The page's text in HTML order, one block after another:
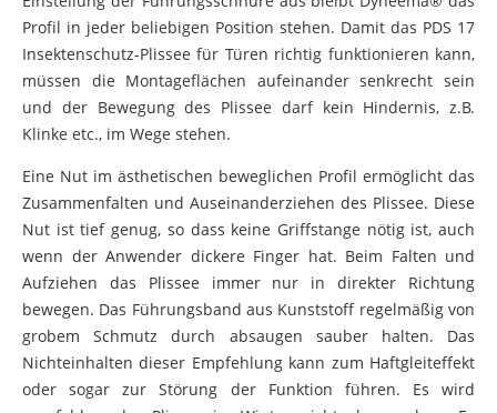
Profil in jeder beliebigen Position stehen. Damit das PDS 17
Insektenschutz-Plissee für Türen richtig funktionieren kann,
müssen die Montageflächen aufeinander senkrecht sein
und der Bewegung des Plissee darf kein Hindernis, z.B.
Klinke etc., im Wege stehen.
Zusammenfalten und Auseinanderziehen des Plissee. Diese
Nut ist tief genug, so dass keine Griffstange nötig ist, auch
wenn der Anwender dickere Finger hat. Beim Falten und
Aufziehen das Plissee immer nur in direkter Richtung
bewegen. Das Führungsband aus Kunststoff regelmäßig von
grobem Schmutz durch absaugen sauber halten. Das
Nichteinhalten dieser Empfehlung kann zum Haftgleiteffekt
oder sogar zur Störung der Funktion führen. Es wird
empfohlen, das Plissee im Winter nicht abzumachen. Es